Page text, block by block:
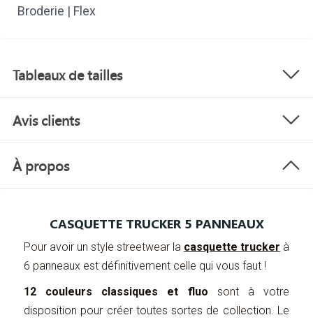
Broderie | Flex
Tableaux de tailles
Avis clients
À propos
CASQUETTE TRUCKER 5 PANNEAUX
Pour avoir un style streetwear la casquette trucker à
6 panneaux est définitivement celle qui vous faut !
12 couleurs classiques et fluo sont à votre
disposition pour créer toutes sortes de collection. Le